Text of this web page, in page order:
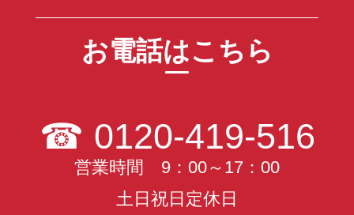
お電話はこちら
☎ 0120-419-516
営業時間 9：00～17：00
土日祝日定休日